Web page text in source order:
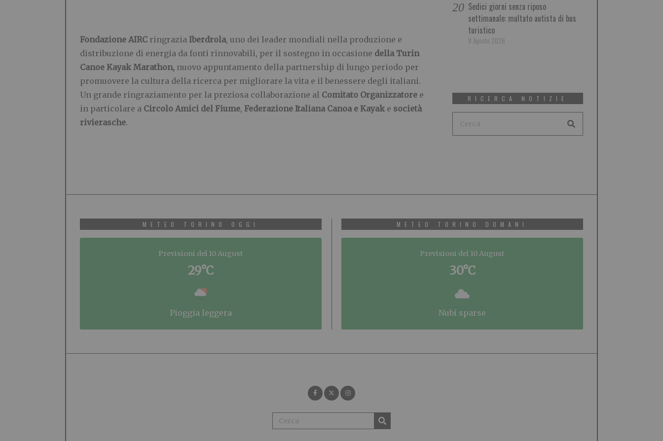
Fondazione AIRC ringrazia Iberdrola, uno dei leader mondiali nella produzione e
distribuzione di energia da fonti rinnovabili, per il sostegno in occasione della Turin
Canoe Kayak Marathon, nuovo appuntamento della partnership di lungo periodo per
promuovere la cultura della ricerca per migliorare la vita e il benessere degli italiani.
Un grande ringraziamento per la preziosa collaborazione al Comitato Organizzatore e
in particolare a Circolo Amici del Fiume, Federazione Italiana Canoa e Kayak e società
rivierasche.
Sedici giorni senza riposo
settimanale: multato autista di bus
turistico
8 Agosto 2026
RICERCA NOTIZIE
METEO TORINO OGGI
Previsioni del 10 August
29°C
pioggia leggera
METEO TORINO DOMANI
Previsioni del 10 August
30°C
nubi sparse